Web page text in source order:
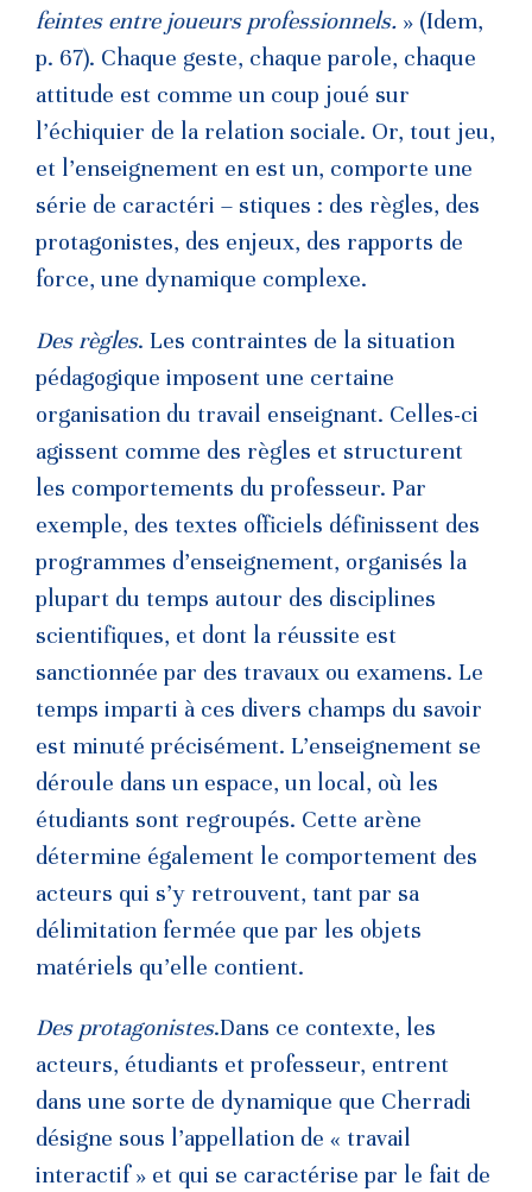
feintes entre joueurs professionnels. » (Idem,
p. 67). Chaque geste, chaque parole, chaque
attitude est comme un coup joué sur
l’échiquier de la relation sociale. Or, tout jeu,
et l’enseignement en est un, comporte une
série de caractéri – stiques : des règles, des
protagonistes, des enjeux, des rapports de
force, une dynamique complexe.
Des règles. Les contraintes de la situation
pédagogique imposent une certaine
organisation du travail enseignant. Celles-ci
agissent comme des règles et structurent
les comportements du professeur. Par
exemple, des textes officiels définissent des
programmes d’enseignement, organisés la
plupart du temps autour des disciplines
scientifiques, et dont la réussite est
sanctionnée par des travaux ou examens. Le
temps imparti à ces divers champs du savoir
est minuté précisément. L’enseignement se
déroule dans un espace, un local, où les
étudiants sont regroupés. Cette arène
détermine également le comportement des
acteurs qui s’y retrouvent, tant par sa
délimitation fermée que par les objets
matériels qu’elle contient.
Des protagonistes.Dans ce contexte, les
acteurs, étudiants et professeur, entrent
dans une sorte de dynamique que Cherradi
désigne sous l’appellation de « travail
interactif » et qui se caractérise par le fait de